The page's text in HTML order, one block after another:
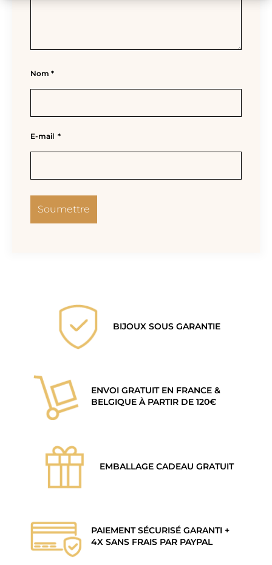
Nom *
E-mail *
BIJOUX SOUS GARANTIE
ENVOI GRATUIT EN FRANCE &
BELGIQUE À PARTIR DE 120€
EMBALLAGE CADEAU GRATUIT
PAIEMENT SÉCURISÉ GARANTI +
4X SANS FRAIS PAR PAYPAL